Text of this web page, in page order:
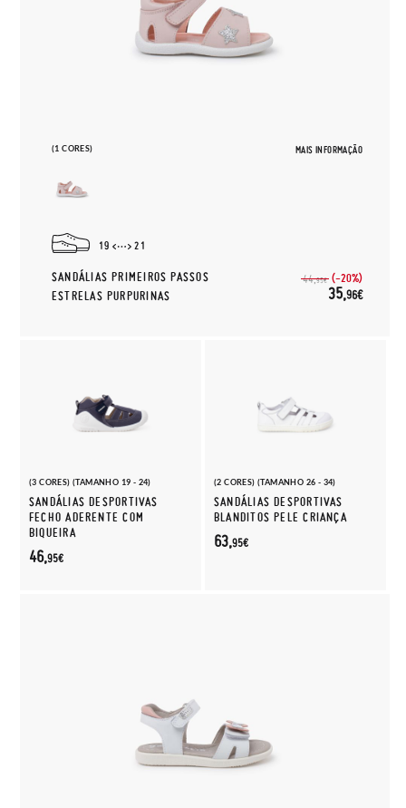
(1 CORES) MAIS INFORMAÇÃO
19 21
SANDÁLIAS PRIMEIROS PASSOS
ESTRELAS PURPURINAS
44,95€ (-20%)
35,96€
(3 CORES) (TAMANHO 19 - 24)
SANDÁLIAS DESPORTIVAS
FECHO ADERENTE COM
BIQUEIRA
46,95€
(2 CORES) (TAMANHO 26 - 34)
SANDÁLIAS DESPORTIVAS
BLANDITOS PELE CRIANÇA
63,95€